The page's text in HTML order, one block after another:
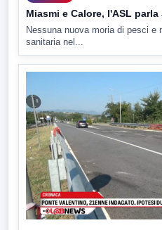
Miasmi e Calore, l'ASL
Nessuna nuova moria di pesci e
sanitaria nel...